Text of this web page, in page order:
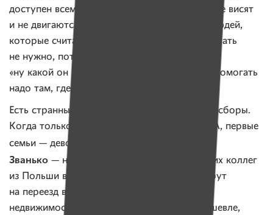
доступен всем. Да, есть такие сборы, которые висят
и не двигаются. Есть огромное количество людей,
которые считают, что ребенку с НИВЛ помогать
не нужно, потому что прямо проговаривают:
«ну какой он жилец, он не функционален, а помогать
надо там, где есть рост и развитие».
Есть странные, с точки зрения большинства, сборы.
Когда только появлялись препараты от СМА, первые
семьи — девочек
Веры
Званько — начинали сборы на них. И у наших коллег
из Польши всегда был: почему они не соберут
на переезд в другую страну, на покупку
недвижимости или бизнеса. Это будет и дешевле,